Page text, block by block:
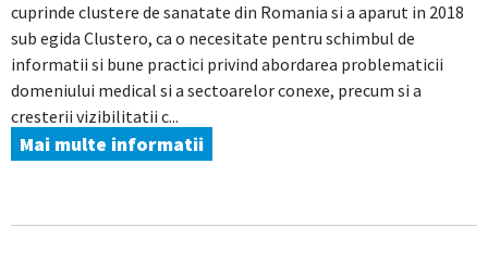
cuprinde clustere de sanatate din Romania si a aparut in 2018
sub egida Clustero, ca o necesitate pentru schimbul de
informatii si bune practici privind abordarea problematicii
domeniului medical si a sectoarelor conexe, precum si a
cresterii vizibilitatii c...
Mai multe informatii